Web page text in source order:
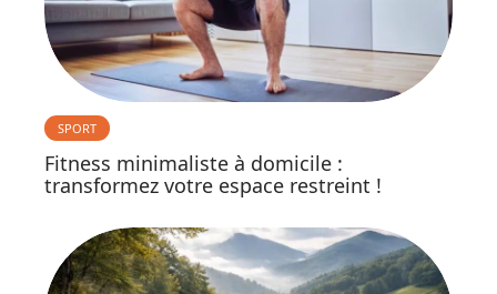
SPORT
Fitness minimaliste à domicile :
transformez votre espace restreint !